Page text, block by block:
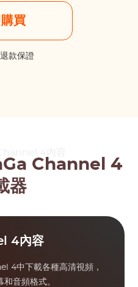
買
款保證
Channel 4
器
4內容
4中下載各種高清視頻，
音頻格式。